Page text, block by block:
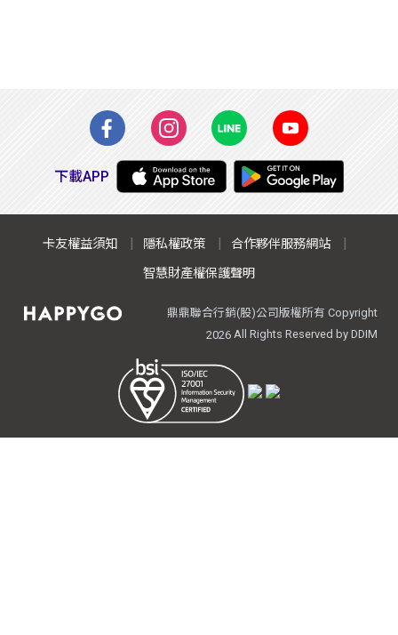
下載APP
卡友權益須知 隱私權政策
合作夥伴服務網站
智慧財產權保護聲明
鼎鼎聯合行銷(股)公司版權所有 Copyright
2026All Rights Reserved by DDIM